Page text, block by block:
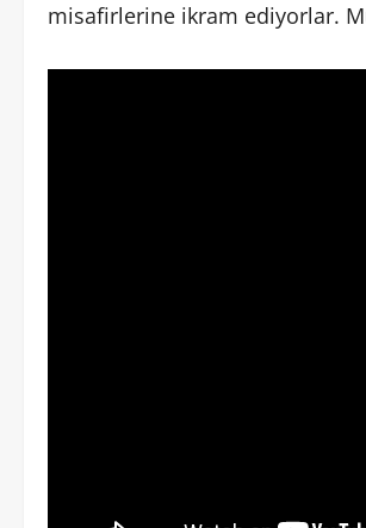
misafirlerine ikram ediyorlar.